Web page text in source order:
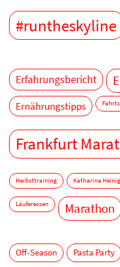
#runtheskyline
Erfahrungsbericht
Ernährungstipps
Frankfurt
Herbsttraining Katharina Heinig
Läuferessen Marathon
Off-Season Pasta Party